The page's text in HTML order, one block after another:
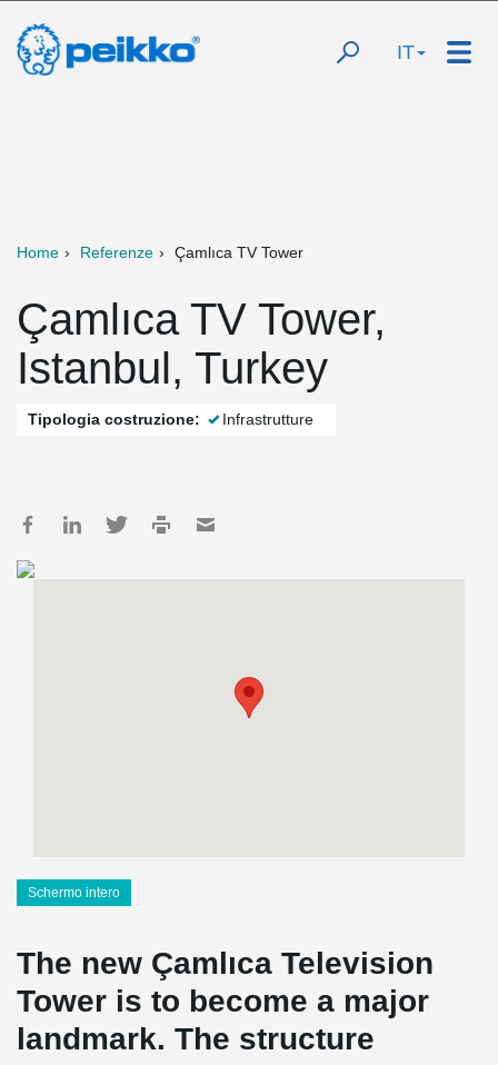
IT
Home Referenze Çamlıca TV Tower
Çamlıca TV Tower,
Istanbul, Turkey
Tipologia costruzione: Infrastrutture
Schermo intero
The new Çamlıca Television
Tower is to become a major
landmark. The structure